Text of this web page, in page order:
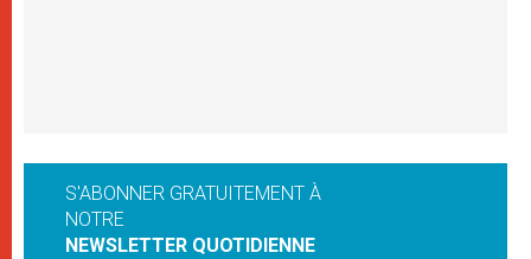
S'ABONNER GRATUITEMENT À
NOTRE
NEWSLETTER QUOTIDIENNE